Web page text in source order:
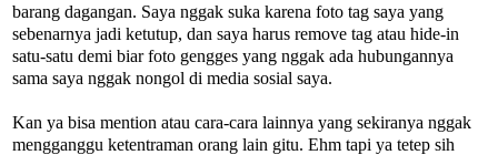
barang dagangan. Saya nggak suka karena foto tag saya yang
sebenarnya jadi ketutup, dan saya harus remove tag atau hide-in
satu-satu demi biar foto gengges yang nggak ada hubungannya
sama saya nggak nongol di media sosial saya.
Kan ya bisa mention atau cara-cara lainnya yang sekiranya nggak
mengganggu ketentraman orang lain gitu. Ehm tapi ya tetep sih